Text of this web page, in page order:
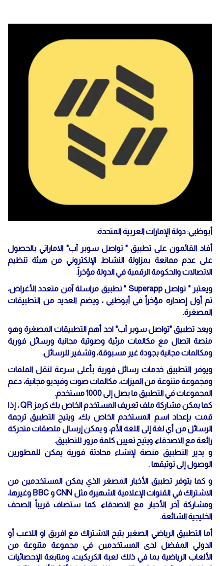
أبوظبي: دولة الإمارات العربية المتحدة:
أفاد القائمون على تطبيق " تواصل سوبر آب" الاماراتي بالحصول
على عدم ممانعة بمزاولة النشاط الإلكتروني من هيئة تنظيم
الاتصالات والحكومة الرقمية في الدولة مؤخراً.
ويعتبر " تواصل Superapp " تطبيق مراسلة آمن متعدد الأغراض،
تم أول إصداره مؤخراً في أبوظبي ، ويضم العديد من التطبيقات
المصغرة.
ويعد تطبيق "تواصل سوبر آب" احد أهم التطبيقات المصغرة وهو
منصة اتصال مع مكالمات مرئية وصوتية مجانية ورسائل فورية
ومكالمات مجانية بجودة غير مسبوقة، وتشفير للرسائل.
ويوفر التطبيق خدمات رسائل فورية بأعلى سرعة لنقل الملفات
ومجموعة متنوعة من الميزات، مكالمات صوت وفيديو مجانية، دعم
المجموعات في التطبيق ما يصل إلى 1000 مستخدم.
كما يمكن مشاركة ملف تعريف المستخدم الخاص بك كرمز QR ، إذا
قمت بإعداد اسم المستخدم الخاص بك، ويتيح التطبيق ترجمة
الرسائل من أي لغة إلى اللغة الأم، و يمكن إرسال ملصقات متحركة
رائعة مع الاصدقاء، ويتيح تعيين كلمة مرور للتطبيق.
و يدير التطبيق منصة لإنشاء محادثة فورية يمكن للمطورين
الوصول إلى توثيقها .
و كما يتوفر تطبيق الأخبار المصغر الذي يمكن المستخدمين من
الاشتراك في القنوات الإعلامية الشهيرة مثل CNN و BBC وغيرها،
ومشاركة آخر الأخبار مع الاصدقاء، كما ستضاف قريباً الصحف
الخليجية الشائعة.
أما التطبيق الرياضي الصغير يتيح الاشتراك مع افريق او اللاعب أو
الدولي المفضل لدى المستخدمين في مجموعة متنوعة من
الألعاب الرياضية بما في ذلك لعبة الكريكيت، ومتابعة الإحصائيات